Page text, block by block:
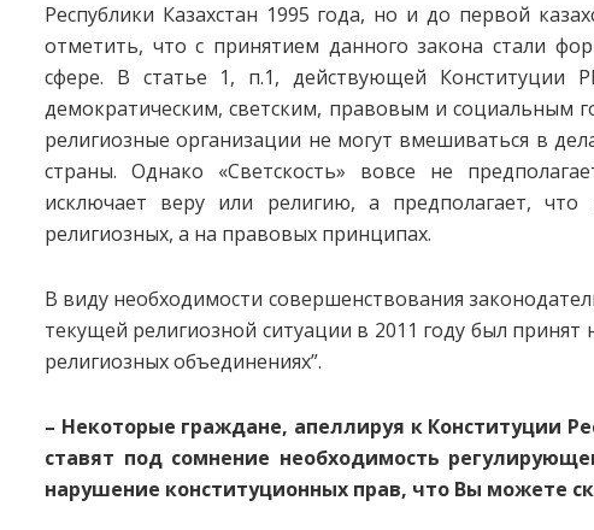
Республики Казахстан 1995 года, но и до первой
отметить, что с принятием данного закона стали
сфере. В статье 1, п.1, действующей Конституции
демократическим, светским, правовым и социальным
религиозные организации не могут вмешиваться в
страны. Однако «Светскость» вовсе не
исключает веру или религию, а предполагает,
религиозных, а на правовых принципах.
В виду необходимости совершенствования
текущей религиозной ситуации в 2011 году был
религиозных объединениях”.
– Некоторые граждане, апеллируя к Конституции
ставят под сомнение необходимость
нарушение конституционных прав, что Вы можете